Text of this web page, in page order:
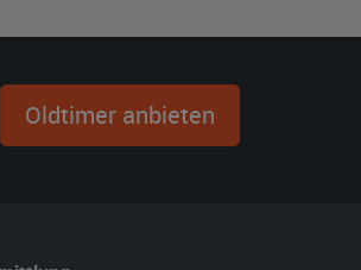
Oldtimer anbieten